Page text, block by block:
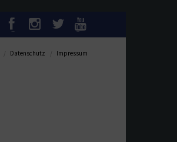
Datenschutz Impressum